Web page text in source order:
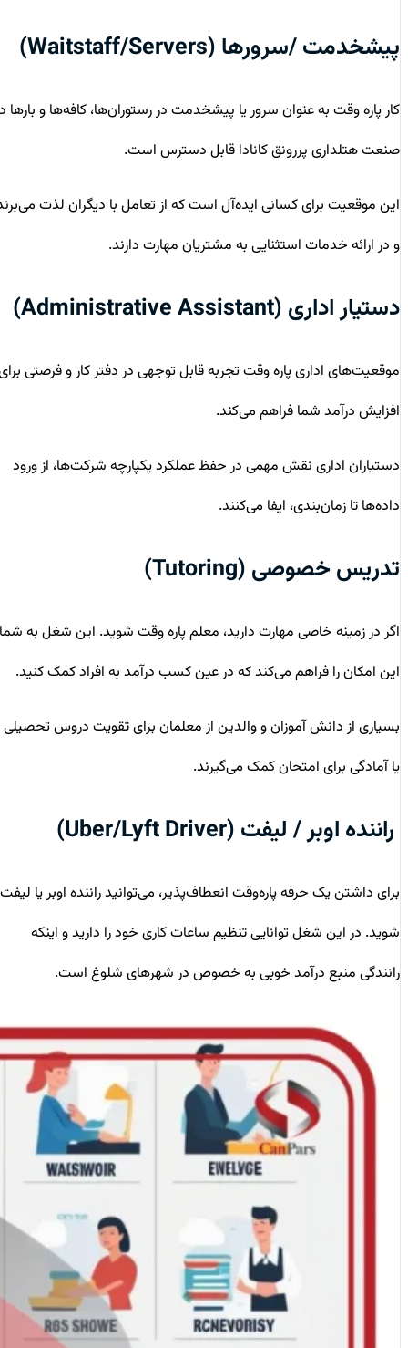
پیشخدمت /سرورها (Waitstaff/Servers)
کار پاره وقت به عنوان سرور یا پیشخدمت در رستوران‌ها، کافه‌ها و بارها در
صنعت هتلداری پررونق کانادا قابل دسترس است.
این موقعیت برای کسانی ایده‌آل است که از تعامل با دیگران لذت می‌برند
و در ارائه خدمات استثنایی به مشتریان مهارت دارند.
دستیار اداری (Administrative Assistant)
موقعیت‌های اداری پاره وقت تجربه قابل توجهی در دفتر کار و فرصتی برای
افزایش درآمد شما فراهم می‌کند.
دستیاران اداری نقش مهمی در حفظ عملکرد یکپارچه شرکت‌ها، از ورود
داده‌ها تا زمان‌بندی، ایفا می‌کنند.
تدریس خصوصی (Tutoring)
اگر در زمینه خاصی مهارت دارید، معلم پاره وقت شوید. این شغل به شما
این امکان را فراهم می‌کند که در عین کسب درآمد به افراد کمک کنید.
بسیاری از دانش آموزان و والدین از معلمان برای تقویت دروس تحصیلی
یا آمادگی برای امتحان کمک می‌گیرند.
راننده اوبر / لیفت (Uber/Lyft Driver)
برای داشتن یک حرفه پاره‌وقت انعطاف‌پذیر، می‌توانید راننده اوبر یا لیفت
شوید. در این شغل توانایی تنظیم ساعات کاری خود را دارید و اینکه
رانندگی منبع درآمد خوبی به خصوص در شهرهای شلوغ است.